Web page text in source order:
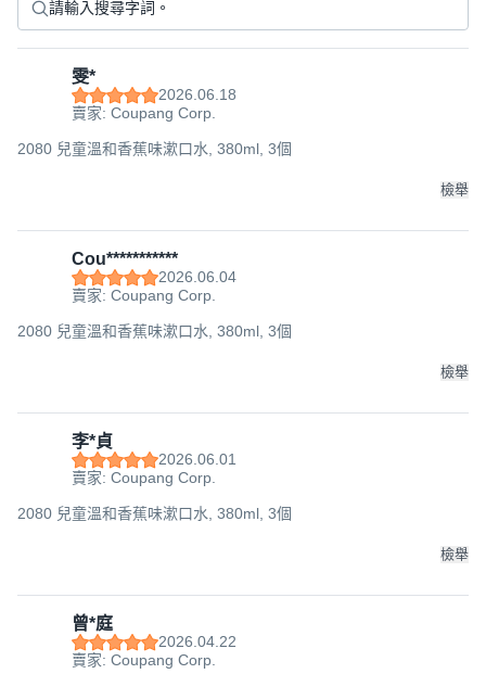
雯*
2026.06.18
賣家: Coupang Corp.
2080 兒童溫和香蕉味漱口水, 380ml, 3個
檢舉
Cou***********
2026.06.04
賣家: Coupang Corp.
2080 兒童溫和香蕉味漱口水, 380ml, 3個
檢舉
李*貞
2026.06.01
賣家: Coupang Corp.
2080 兒童溫和香蕉味漱口水, 380ml, 3個
檢舉
曾*庭
2026.04.22
賣家: Coupang Corp.